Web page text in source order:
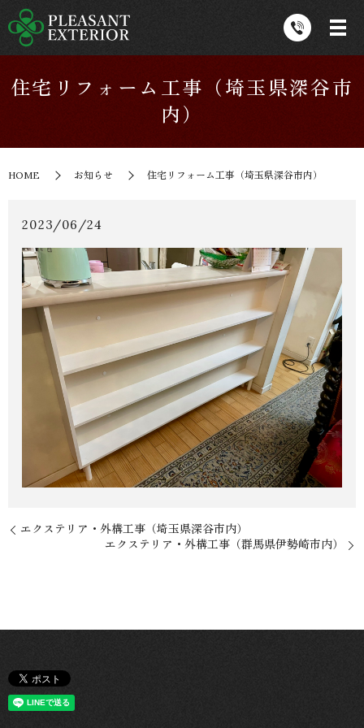
住宅リフォーム工事（埼玉県深谷市
内）
HOME お知らせ 住宅リフォーム工事（埼玉県深谷市内）
2023/06/24
エクステリア・外構工事（埼玉県深谷市内）
エクステリア・外構工事（群馬県伊勢崎市内）